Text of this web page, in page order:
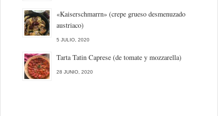
«Kaiserschmarrn» (crepe grueso desmenuzado
austriaco)
5 JULIO, 2020
Tarta Tatin Caprese (de tomate y mozzarella)
28 JUNIO, 2020